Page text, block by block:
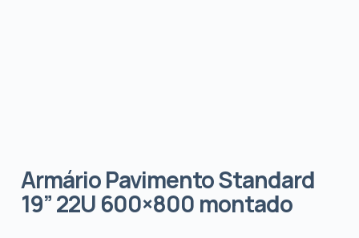
Armário Pavimento Standard
19” 22U 600×800 montado